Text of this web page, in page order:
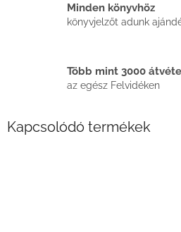
Minden könyvhöz
könyvjelzőt adunk
Több mint 3000
az egész Felvidéken
Kapcsolódó termékek